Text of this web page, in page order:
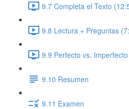
9.7 Completa el Texto
9.8 Lectura + Preguntas
9.9 Perfecto vs.
9.10 Resumen
9.11 Examen